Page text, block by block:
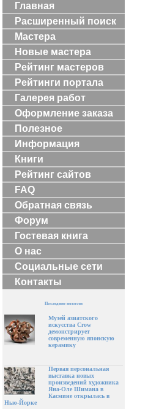
Главная
Расширенный поиск
Мастера
Новые мастера
Рейтинг мастеров
Рейтинги портала
Галерея работ
Оформление заказа
Полезное
Информация
Книги
Рейтинг сайтов
FAQ
Обратная связь
Форум
Гостевая книга
О нас
Социальные сети
Контакты
Последние новости
Музей азиатского
искусства Crow
демонстрирует
современную японскую
керамику
Первая персональная
выставка новых
произведений художника
Яна-Оле Шимана в
Касмине открылась в
Нью-Йорке